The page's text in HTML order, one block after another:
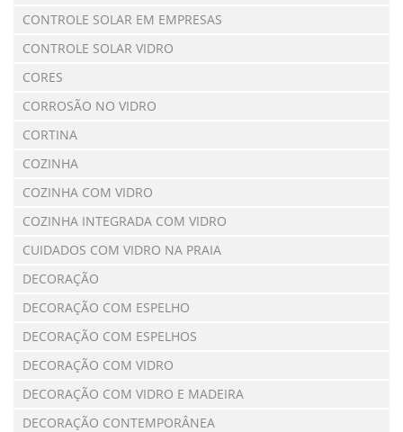
CONTROLE SOLAR EM EMPRESAS
CONTROLE SOLAR VIDRO
CORES
CORROSÃO NO VIDRO
CORTINA
COZINHA
COZINHA COM VIDRO
COZINHA INTEGRADA COM VIDRO
CUIDADOS COM VIDRO NA PRAIA
DECORAÇÃO
DECORAÇÃO COM ESPELHO
DECORAÇÃO COM ESPELHOS
DECORAÇÃO COM VIDRO
DECORAÇÃO COM VIDRO E MADEIRA
DECORAÇÃO CONTEMPORÂNEA